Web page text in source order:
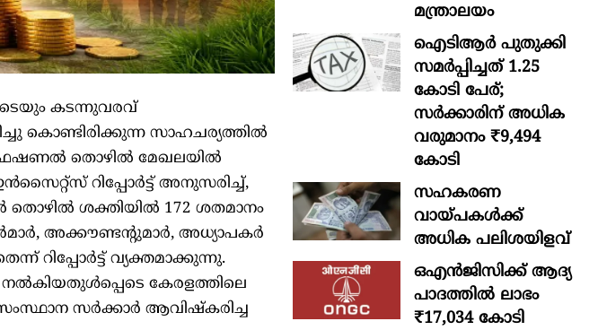
കടന്നുവരവ്
കൊണ്ടിരിക്കുന്ന സാഹചര്യത്തിൽ
തൊഴിൽ മേഖലയിൽ
റിപ്പോർട്ട് അനുസരിച്ച്,
ശക്തിയിൽ 172 ശതമാനം
അക്കൗണ്ടന്റുമാർ, അധ്യാപകർ
റിപ്പോർട്ട് വ്യക്തമാക്കുന്നു.
കേരളത്തിലെ
സംസ്ഥാന സർക്കാർ ആവിഷ്കരിച്ച
മന്ത്രാലയം
ഐടിആര്‍ പുതുക്കി
സമർപ്പിച്ചത് 1.25
കോടി പേര്;
സർക്കാരിന് അധിക
വരുമാനം ₹9,494
കോടി
സഹകരണ
വായ്പകള്‍ക്ക്
അധിക പലിശയിളവ്
ഒഎന്‍ജിസിക്ക് ആദ്യ
പാദത്തില്‍ ലാഭം
₹17,034 കോടി